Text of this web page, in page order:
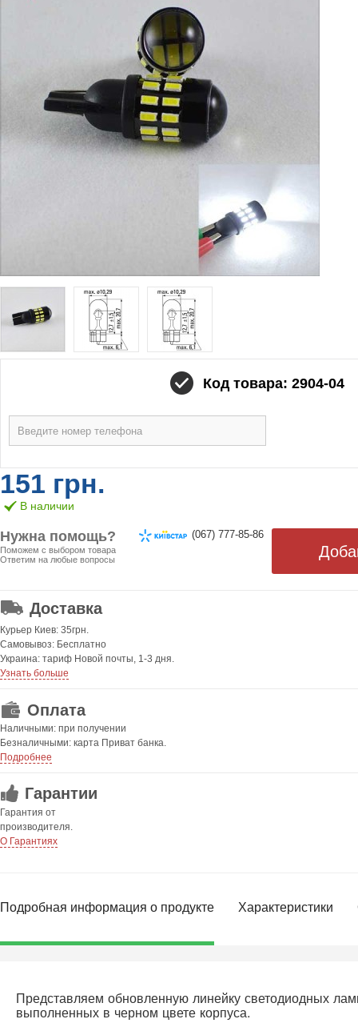
Код товара: 2904-04
151 грн.
В наличии
Нужна помощь?
Поможем с выбором товара
Ответим на любые вопросы
(067) 777-85-86
Доставка
Курьер Киев: 35грн.
Самовывоз: Бесплатно
Украина: тариф Новой почты, 1-3 дня.
Узнать больше
Оплата
Наличными: при получении
Безналичными: карта Приват банка.
Подробнее
Гарантии
Гарантия от
производителя.
О Гарантиях
Подробная информация о продукте Характеристики
Представляем обновленную линейку светодиодных
выполненных в черном цвете корпуса.